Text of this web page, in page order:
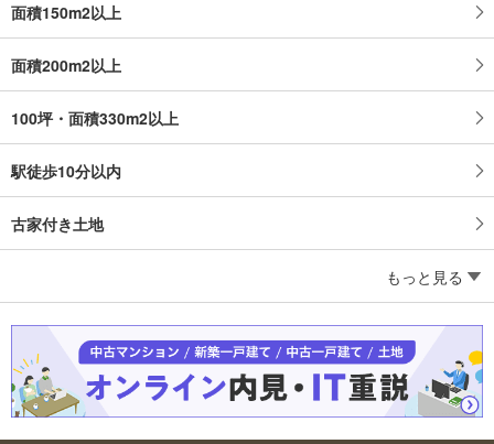
面積150m2以上
面積200m2以上
100坪・面積330m2以上
駅徒歩10分以内
古家付き土地
もっと見る